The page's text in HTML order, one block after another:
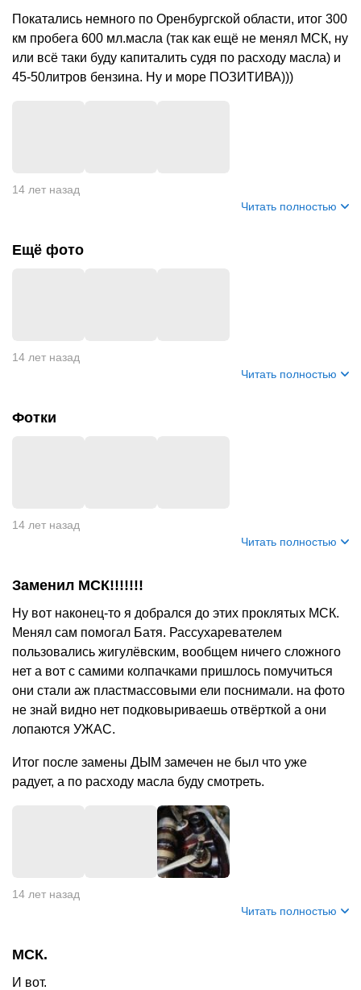
Покатались немного по Оренбургской области, итог 300
км пробега 600 мл.масла (так как ещё не менял МСК, ну
или всё таки буду капиталить судя по расходу масла) и
45-50литров бензина. Ну и море ПОЗИТИВА)))
14 лет назад
Читать полностью
Ещё фото
14 лет назад
Читать полностью
Фотки
14 лет назад
Читать полностью
Заменил МСК!!!!!!!
Ну вот наконец-то я добрался до этих проклятых МСК.
Менял сам помогал Батя. Рассухаревателем
пользовались жигулёвским, вообщем ничего сложного
нет а вот с самими колпачками пришлось помучиться
они стали аж пластмассовыми ели поснимали. на фото
не знай видно нет подковыриваешь отвёрткой а они
лопаются УЖАС.
Итог после замены ДЫМ замечен не был что уже
радует, а по расходу масла буду смотреть.
14 лет назад
Читать полностью
МСК.
И вот.